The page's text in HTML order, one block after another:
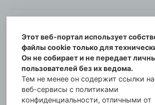
© Информационный городской
Орловская cреда-плюс, 2021-2026
Свидетельство о регистрации
00254 от 29 октября 2013 г.
Газета зарегистрирована
Федеральной службы по надзору в
Этот веб-портал использует
файлы cookie только для
Он не собирает и не передает
пользователей без их ведома.
Тем не менее он содержит ссылки
веб-сервисы с политиками
конфиденциальности, отличными от